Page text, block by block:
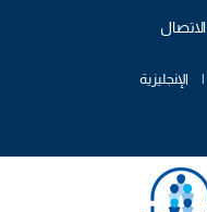
الاتصال
الإنجليزية